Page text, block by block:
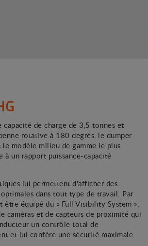
capacité de charge de 3,5 tonnes et
rotative à 180 degrés, le dumper
le modèle milieu de gamme le plus
à un rapport puissance-capacité
lui permettent d'afficher des
dans tout type de travail. Par
être équipé du « Full Visibility System »,
caméras et de capteurs de proximité qui
un contrôle total de
et lui confère une sécurité maximale.